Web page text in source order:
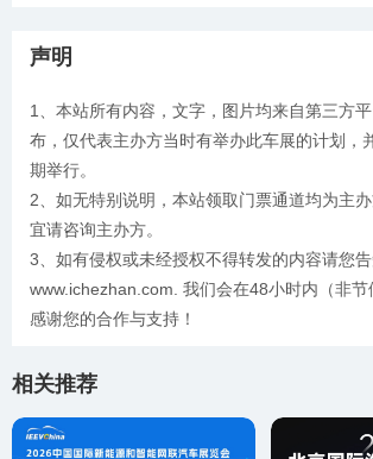
声明
1、本站所有内容，文字，图片均来自第三方
布，仅代表主办方当时有举办此车展的计划，
期举行。
2、如无特别说明，本站领取门票通道均为主
宜请咨询主办方。
3、如有侵权或未经授权不得转发的内容请您告
www.ichezhan.com. 我们会在48小时内（非节
感谢您的合作与支持！
相关推荐